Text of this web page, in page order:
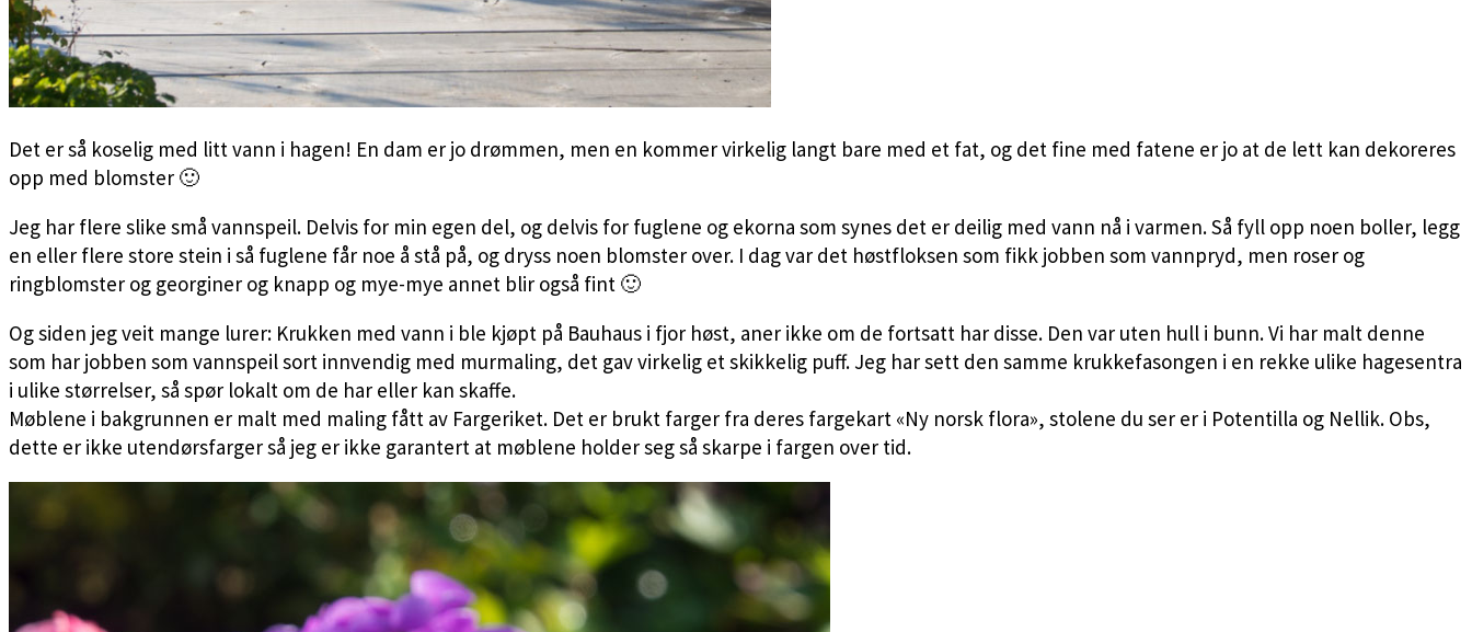
Det er så koselig med litt vann i hagen! En dam er jo drømmen, men en kommer virkelig langt bare med et fat, og det fine med fatene er jo at de lett kan dekoreres
opp med blomster 🙂
Jeg har flere slike små vannspeil. Delvis for min egen del, og delvis for fuglene og ekorna som synes det er deilig med vann nå i varmen. Så fyll opp noen boller, legg
en eller flere store stein i så fuglene får noe å stå på, og dryss noen blomster over. I dag var det høstfloksen som fikk jobben som vannpryd, men roser og
ringblomster og georginer og knapp og mye-mye annet blir også fint 🙂
Og siden jeg veit mange lurer: Krukken med vann i ble kjøpt på Bauhaus i fjor høst, aner ikke om de fortsatt har disse. Den var uten hull i bunn. Vi har malt denne
som har jobben som vannspeil sort innvendig med murmaling, det gav virkelig et skikkelig puff. Jeg har sett den samme krukkefasongen i en rekke ulike hagesentra
i ulike størrelser, så spør lokalt om de har eller kan skaffe.
Møblene i bakgrunnen er malt med maling fått av Fargeriket. Det er brukt farger fra deres fargekart «Ny norsk flora», stolene du ser er i Potentilla og Nellik. Obs,
dette er ikke utendørsfarger så jeg er ikke garantert at møblene holder seg så skarpe i fargen over tid.